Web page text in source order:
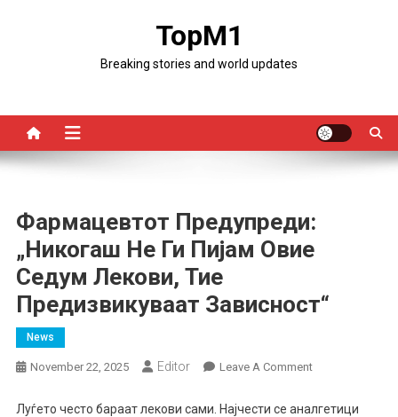
TopM1
Breaking stories and world updates
Фармацевтот Предупреди:
„Никогаш Не Ги Пијам Овие
Седум Лекови, Тие
Предизвикуваат Зависност“
News
November 22, 2025 Editor Leave A CommentOn
Предупреди:
Луѓето често бараат лекови сами. Најчести се аналгетици